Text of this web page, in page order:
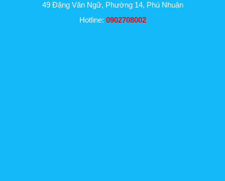
49 Đặng Văn Ngữ, Phường 14, Phú Nhuận
Hotline: 0902708002